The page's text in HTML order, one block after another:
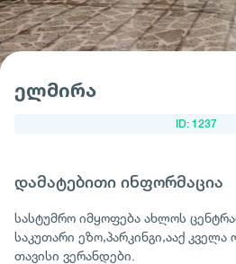
ელმირა
ID: 1237
დამატებითი ინფორმაცია
სასტუმრო იმყოფება ახლოს
საკუთარი ეზო,პარკინგი,ააქ
თავისი ვერანდები.